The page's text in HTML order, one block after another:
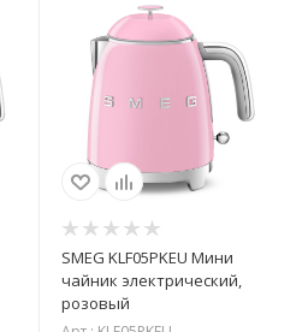
SMEG KLF05PKEU Мини
чайник электрический,
розовый